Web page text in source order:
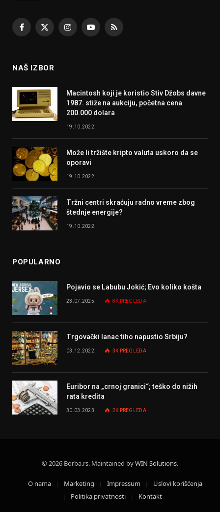
Facebook
X
InstagramYouTubeRSS
NAŠ IZBOR
Macintosh koji je koristio Stiv Džobs davne
1987. stiže na aukciju, početna cena
200.000 dolara
19.10.2022.
Može li tržište kripto valuta uskoro da se
oporavi
19.10.2022.
Tržni centri skraćuju radno vreme zbog
štednje energije?
19.10.2022.
POPULARNO
Pojavio se Labubu Jokić; Evo koliko košta
23.07.2025. 8K PREGLEDA
Trgovački lanac tiho napustio Srbiju?
03.12.2022. 3K PREGLEDA
Euribor na „crnoj granici“; teško do nižih
rata kredita
30.03.2023. 2K PREGLEDA
© 2026 Borba.rs. Maintained byWIN Solutions.
O nama Marketing Impressum
Uslovi korišćenja
Politika privatnosti
Kontakt